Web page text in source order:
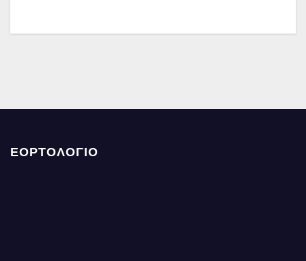
ΕΟΡΤΟΛΟΓΙΟ